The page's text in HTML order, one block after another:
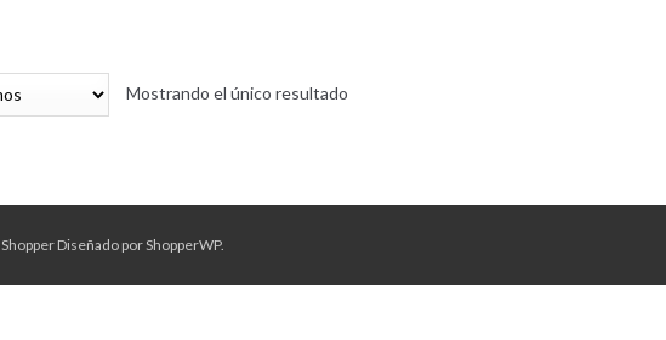
Mostrando el único resultado
ShopperDiseñado porShopperWP.